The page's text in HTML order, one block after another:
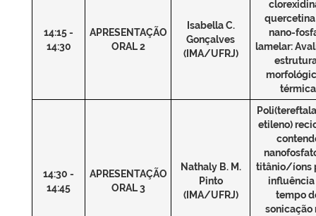
14:15 -
14:30
APRESENTAÇÃO
ORAL 2
Isabella C.
Gonçalves
(IMA/UFRJ)
nano-
lamelar:
térmica
14:30 -
14:45
APRESENTAÇÃO
ORAL 3
Nathaly B. M.
Pinto
(IMA/UFRJ)
etileno)
titânio/íons
influência
tempo
sonicação